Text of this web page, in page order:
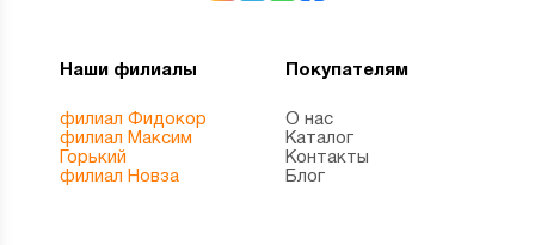
Наши филиалы
филиал Фидокор
филиал Максим
Горький
филиал Новза
Покупателям
О нас
Каталог
Контакты
Блог